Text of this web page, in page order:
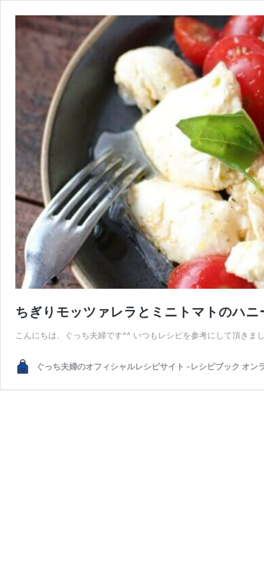
ちぎりモッツァレラとミニトマトのハニ
こんにちは、ぐっち夫婦です^^ いつもレシピを参考にして頂き
ぐっち夫婦のオフィシャルレシピサイト -レシピブック オン